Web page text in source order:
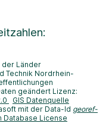
der Länder
Technik Nordrhein-
geändert Lizenz:
GIS Datenquelle
mit der Data-Id georef-
Database License